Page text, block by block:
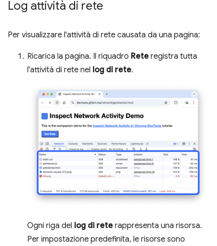
Log attività di rete
Per visualizzare l'attività di rete causata da una pagina:
Ricarica la pagina. Il riquadro Rete registra tutta
l'attività di rete nel log di rete.
Ogni riga del log di rete rappresenta una risorsa.
Per impostazione predefinita, le risorse sono